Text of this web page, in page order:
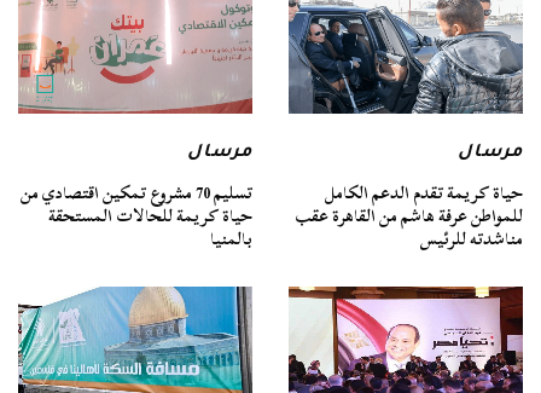
مرسال
حياة كريمة تقدم الدعم الكامل
للمواطن عرفة هاشم من القاهرة عقب
مناشدته للرئيس
مرسال
تسليم 70 مشروع تمكين اقتصادي من
حياة كريمة للحالات المستحقة
بالمنيا